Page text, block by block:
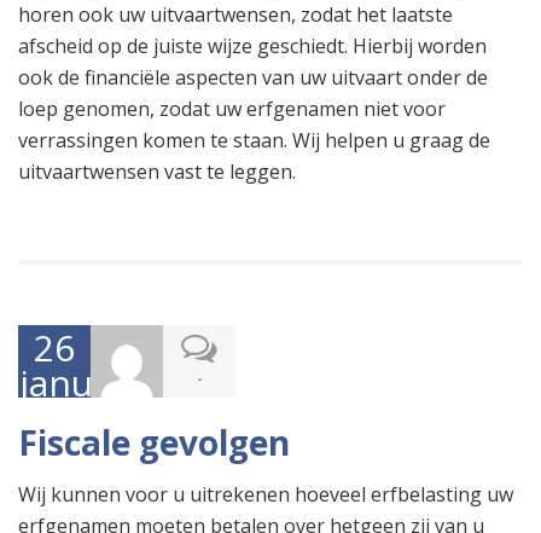
horen ook uw uitvaartwensen, zodat het laatste
afscheid op de juiste wijze geschiedt. Hierbij worden
ook de financiële aspecten van uw uitvaart onder de
loep genomen, zodat uw erfgenamen niet voor
verrassingen komen te staan. Wij helpen u graag de
uitvaartwensen vast te leggen.
26
januari
2017
-
Fiscale gevolgen
Wij kunnen voor u uitrekenen hoeveel erfbelasting uw
erfgenamen moeten betalen over hetgeen zij van u